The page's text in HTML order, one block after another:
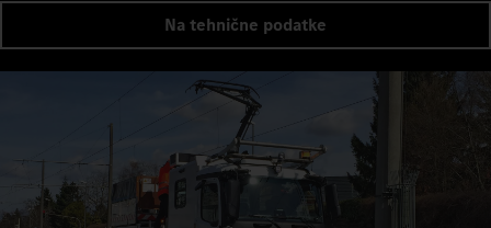
Na tehnične podatke